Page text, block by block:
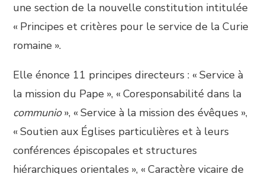
une section de la nouvelle constitution intitulée
« Principes et critères pour le service de la Curie
romaine ».
Elle énonce 11 principes directeurs : « Service à
la mission du Pape », « Coresponsabilité dans la
communio», « Service à la mission des évêques »,
« Soutien aux Églises particulières et à leurs
conférences épiscopales et structures
hiérarchiques orientales », « Caractère vicaire de